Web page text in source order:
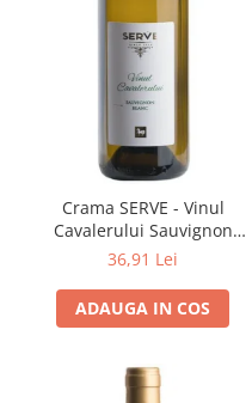
Crama SERVE - Vinul
Cavalerului Sauvignon
Blanc
36,91 Lei
ADAUGA IN COS